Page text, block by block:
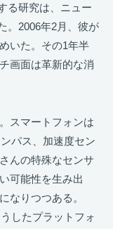
る研究は、ニュー
。2006年2月、彼が
いた。その1年半
画面は革新的な消
スマートフォンは
パス、加速度セン
んの特殊なセンサ
可能性を生み出
なりつつある。
したプラットフォ